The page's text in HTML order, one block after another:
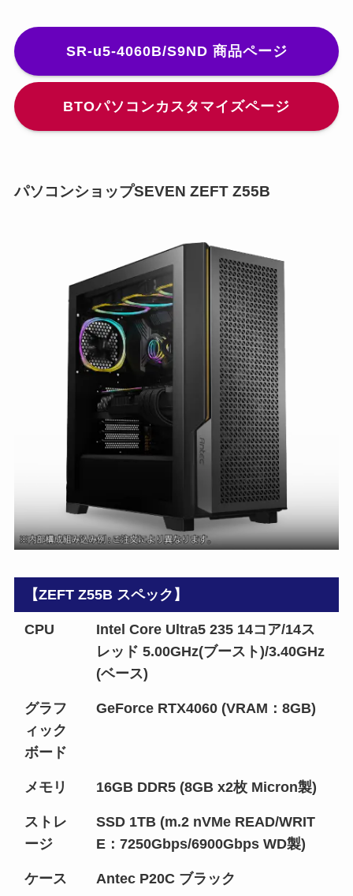
SR-u5-4060B/S9ND 商品ページ
BTOパソコンカスタマイズページ
パソコンショップSEVEN ZEFT Z55B
【ZEFT Z55B スペック】
CPU
Intel Core Ultra5 235 14コア/14ス
レッド 5.00GHz(ブースト)/3.40GHz
(ベース)
グラフ
ィック
ボード
GeForce RTX4060 (VRAM：8GB)
メモリ 16GB DDR5 (8GB x2枚 Micron製)
ストレ
ージ
SSD 1TB (m.2 nVMe READ/WRIT
E：7250Gbps/6900Gbps WD製)
ケース Antec P20C ブラック